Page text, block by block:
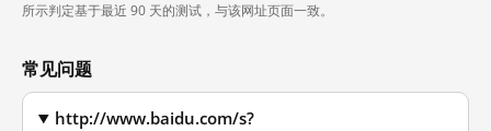
所示判定基于最近 90 天的测试，与该网址页面一致。
常见问题
http://www.baidu.com/s?